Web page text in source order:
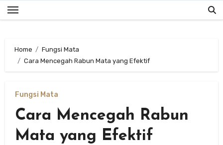
Skip
to
Home
Fungsi Mata
Cara Mencegah Rabun Mata yang Efektif
Fungsi Mata
Cara Mencegah Rabun
Mata yang Efektif